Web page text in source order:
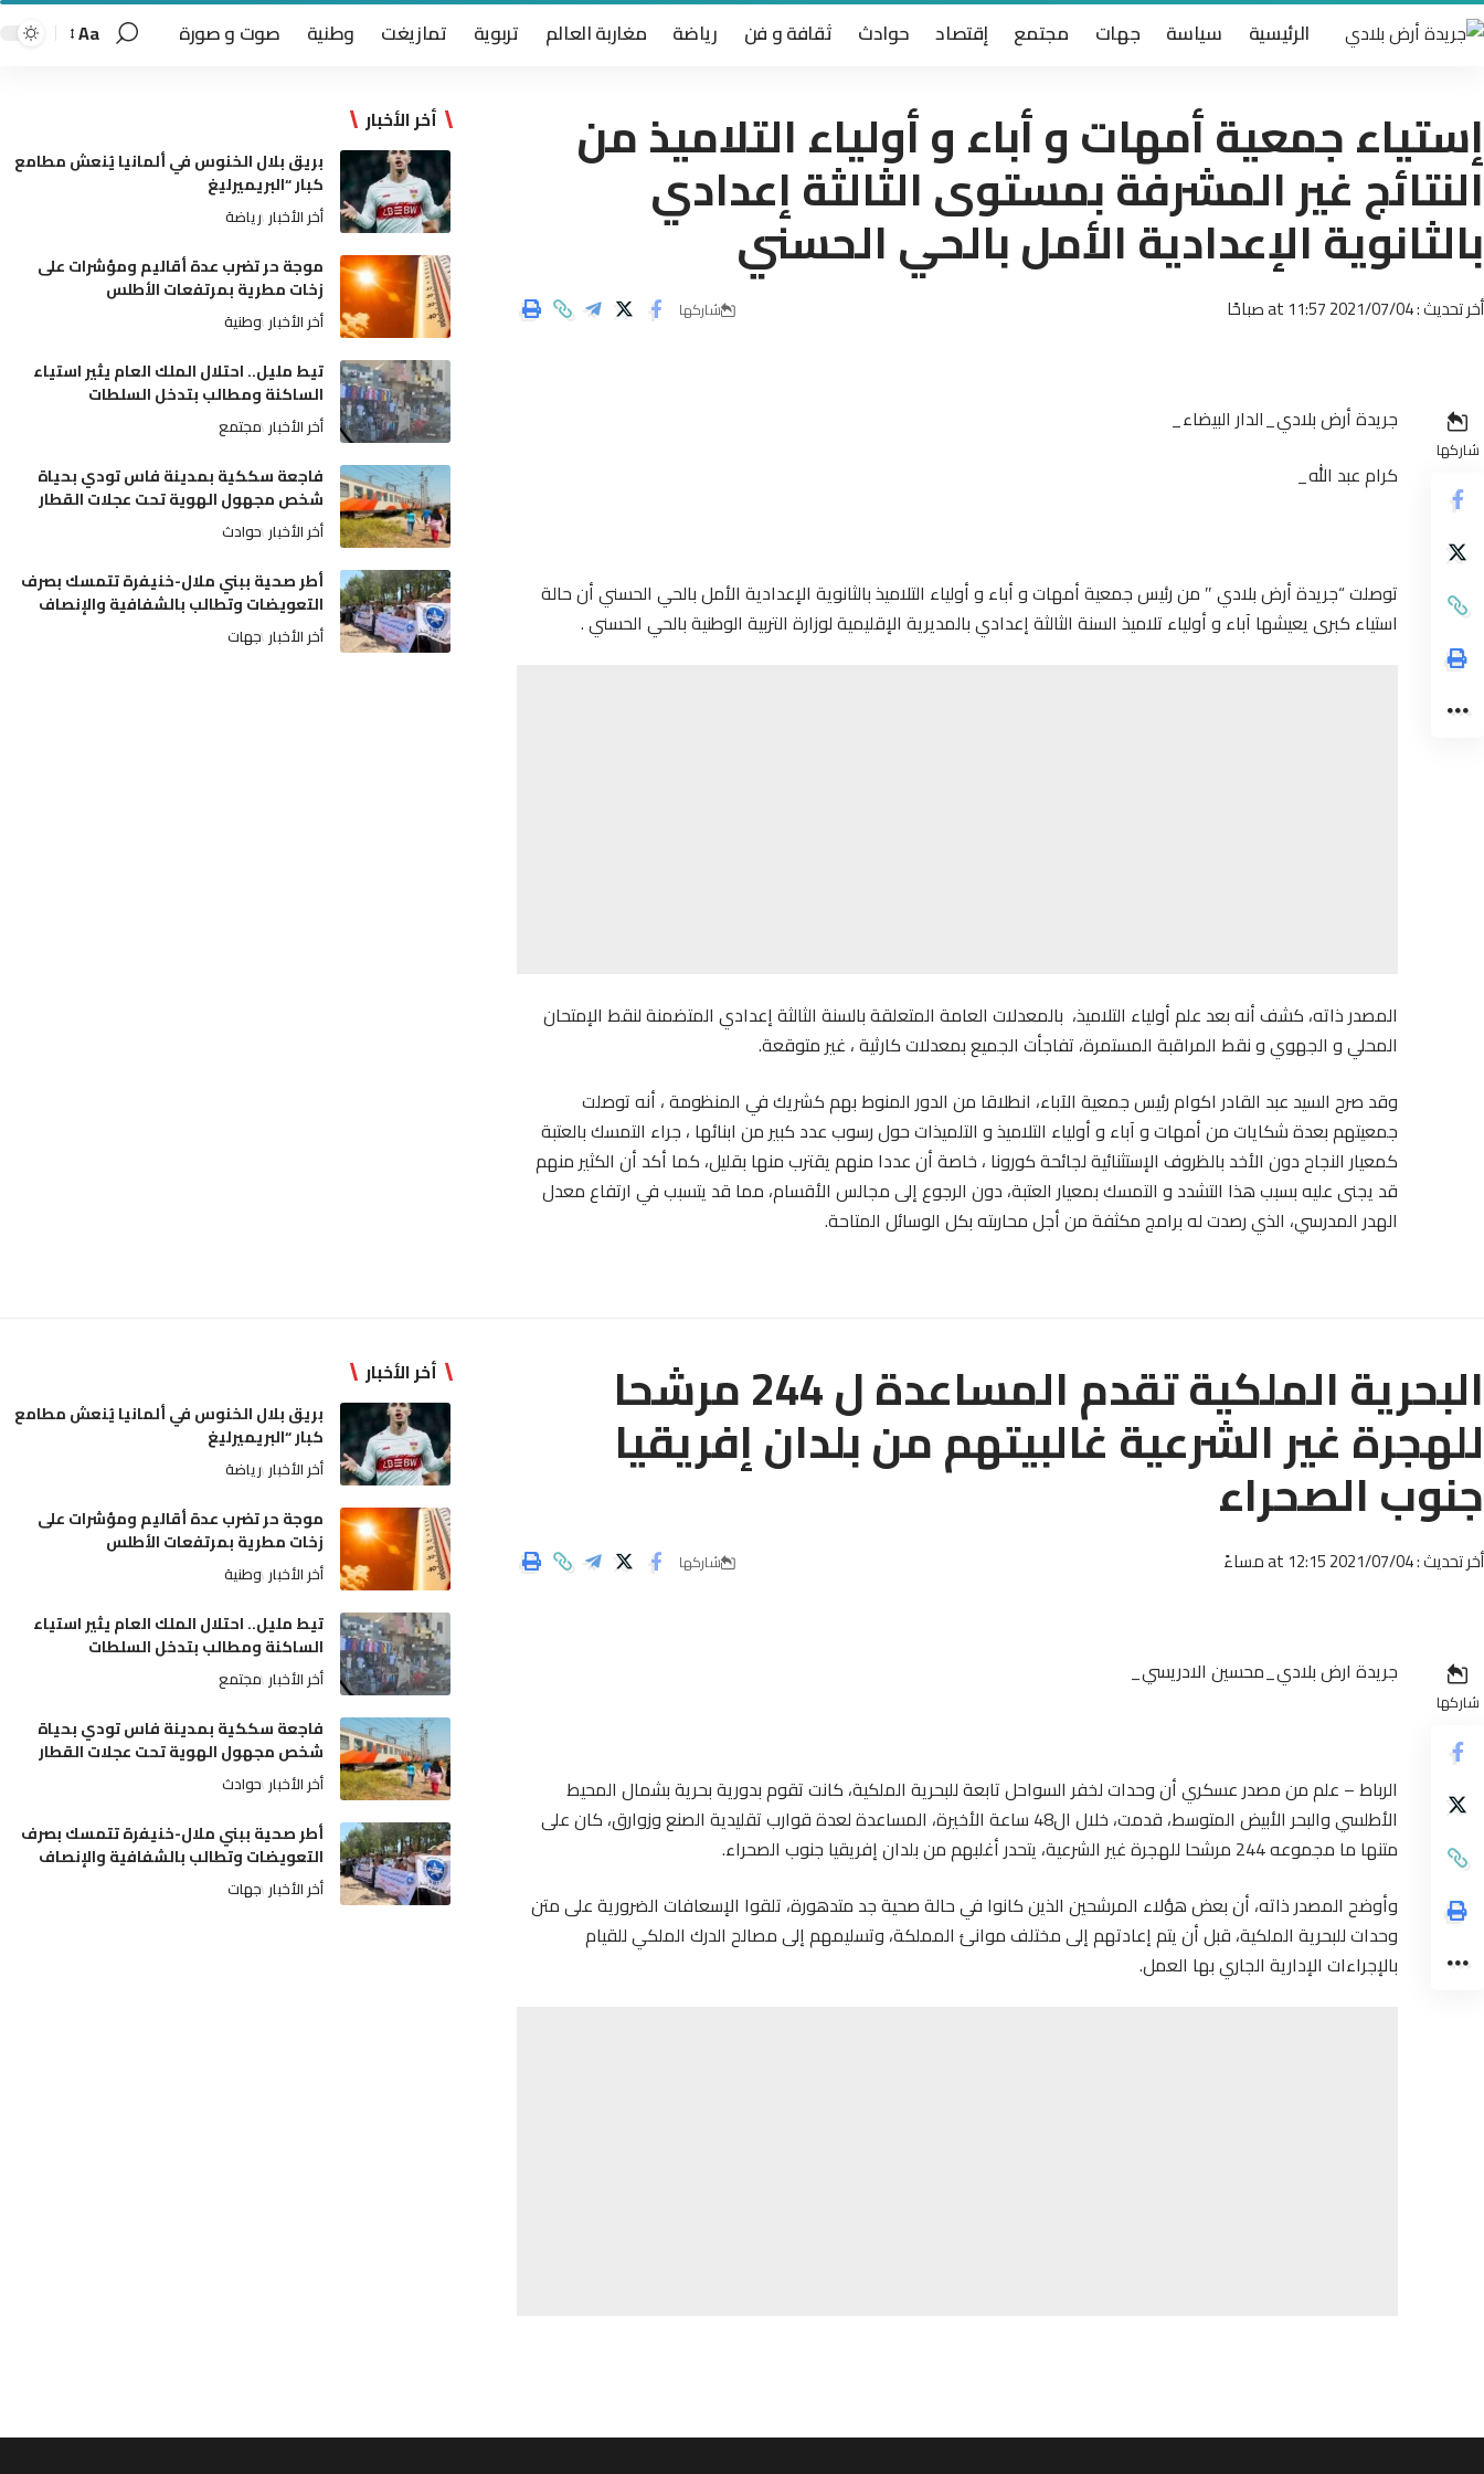
الرئيسية سياسة جهات مجتمع إقتصاد حوادث ثقافة و فن رياضة مغاربة العالم تربوية تمازيغت وطنية صوت و صورة Aa
إستياء جمعية أمهات و أباء و أولياء التلاميذ من
النتائج غير المشرفة بمستوى الثالثة إعدادي
بالثانوية الإعدادية الأمل بالحي الحسني
أخر تحديث : 2021/07/04 at 11:57 صباحًا شاركها
شاركها
جريدة أرض بلادي_الدار البيضاء_
كرام عبد الله_
توصلت “جريدة أرض بلادي ″ من رئيس جمعية أمهات و أباء و أولياء التلاميذ بالثانوية الإعدادية الأمل بالحي الحسني أن حالة
استياء كبرى يعيشها آباء و أولياء تلاميذ السنة الثالثة إعدادي بالمديرية الإقليمية لوزارة التربية الوطنية بالحي الحسني .
المصدر ذاته، كشف أنه بعد علم أولياء التلاميذ، بالمعدلات العامة المتعلقة بالسنة الثالثة إعدادي المتضمنة لنقط الإمتحان
المحلي و الجهوي و نقط المراقبة المستمرة، تفاجأت الجميع بمعدلات كارثية ، غير متوقعة.
وقد صرح السيد عبد القادر اكوام رئيس جمعية الآباء، انطلاقا من الدور المنوط بهم كشريك في المنظومة ، أنه توصلت
جمعيتهم بعدة شكايات من أمهات و آباء و أولياء التلاميذ و التلميذات حول رسوب عدد كبير من ابنائها ، جراء التمسك بالعتبة
كمعيار النجاح دون الأخد بالظروف الإستثنائية لجائحة كورونا ، خاصة أن عددا منهم يقترب منها بقليل، كما أكد أن الكثير منهم
قد يجنى عليه بسبب هذا التشدد و التمسك بمعيار العتبة، دون الرجوع إلى مجالس الأقسام، مما قد يتسبب في ارتفاع معدل
الهدر المدرسي، الذي رصدت له برامج مكثفة من أجل محاربته بكل الوسائل المتاحة.
أخر الأخبار
بريق بلال الخنوس في ألمانيا يُنعش مطامع
كبار “البريميرليغ
أخر الأخبار رياضة
موجة حر تضرب عدة أقاليم ومؤشرات على
زخات مطرية بمرتفعات الأطلس
أخر الأخبار وطنية
تيط مليل.. احتلال الملك العام يثير استياء
الساكنة ومطالب بتدخل السلطات
أخر الأخبار مجتمع
فاجعة سككية بمدينة فاس تودي بحياة
شخص مجهول الهوية تحت عجلات القطار
أخر الأخبار حوادث
أطر صحية ببني ملال-خنيفرة تتمسك بصرف
التعويضات وتطالب بالشفافية والإنصاف
أخر الأخبار جهات
البحرية الملكية تقدم المساعدة ل 244 مرشحا
للهجرة غير الشرعية غالبيتهم من بلدان إفريقيا
جنوب الصحراء
أخر تحديث : 2021/07/04 at 12:15 مساءً شاركها
شاركها
جريدة ارض بلادي_محسين الادريسي_
الرباط – علم من مصدر عسكري أن وحدات لخفر السواحل تابعة للبحرية الملكية، كانت تقوم بدورية بحرية بشمال المحيط
الأطلسي والبحر الأبيض المتوسط، قدمت، خلال ال48 ساعة الأخيرة، المساعدة لعدة قوارب تقليدية الصنع وزوارق، كان على
متنها ما مجموعه 244 مرشحا للهجرة غير الشرعية، يتحدر أغلبهم من بلدان إفريقيا جنوب الصحراء.
وأوضح المصدر ذاته، أن بعض هؤلاء المرشحين الذين كانوا في حالة صحية جد متدهورة، تلقوا الإسعافات الضرورية على متن
وحدات للبحرية الملكية، قبل أن يتم إعادتهم إلى مختلف موانئ المملكة، وتسليمهم إلى مصالح الدرك الملكي للقيام
بالإجراءات الإدارية الجاري بها العمل.
أخر الأخبار
بريق بلال الخنوس في ألمانيا يُنعش مطامع
كبار “البريميرليغ
أخر الأخبار رياضة
موجة حر تضرب عدة أقاليم ومؤشرات على
زخات مطرية بمرتفعات الأطلس
أخر الأخبار وطنية
تيط مليل.. احتلال الملك العام يثير استياء
الساكنة ومطالب بتدخل السلطات
أخر الأخبار مجتمع
فاجعة سككية بمدينة فاس تودي بحياة
شخص مجهول الهوية تحت عجلات القطار
أخر الأخبار حوادث
أطر صحية ببني ملال-خنيفرة تتمسك بصرف
التعويضات وتطالب بالشفافية والإنصاف
أخر الأخبار جهات